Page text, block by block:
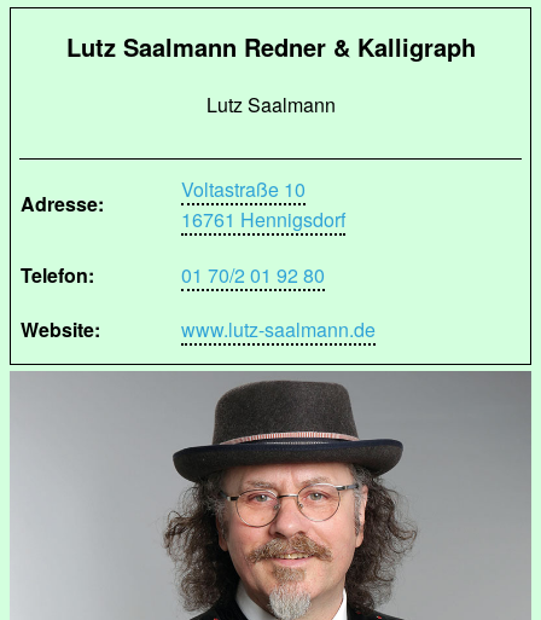
Lutz Saalmann Redner & Kalligraph
Lutz Saalmann
Adresse:
Voltastraße 10
16761 Hennigsdorf
Telefon:
01 70/2 01 92 80
Website:
www.lutz-saalmann.de